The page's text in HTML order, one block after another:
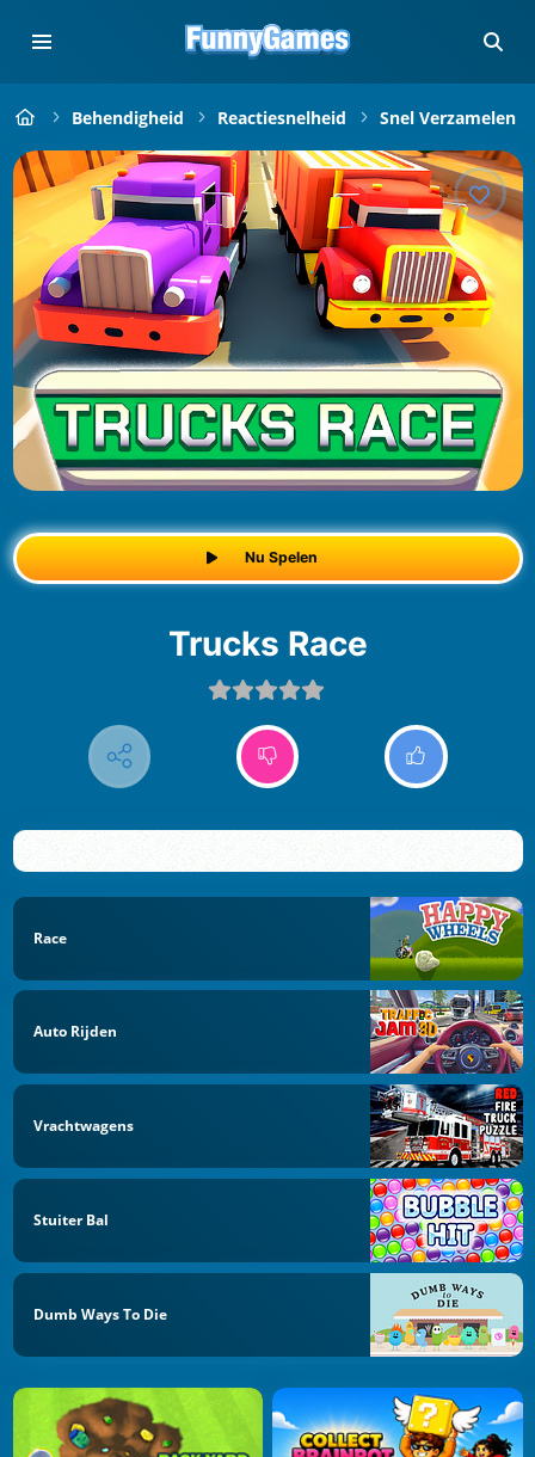
Behendigheid Reactiesnelheid Snel Verzamelen
Nu Spelen
Trucks Race
Race
Auto Rijden
Vrachtwagens
Stuiter Bal
Dumb Ways To Die